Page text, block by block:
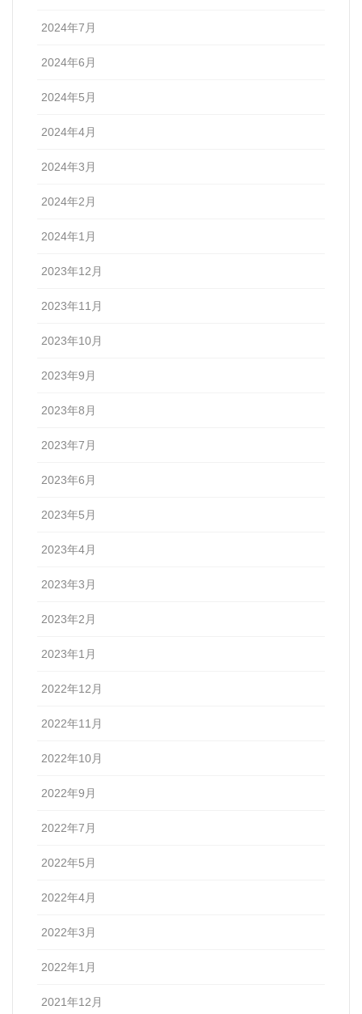
2024年7月
2024年6月
2024年5月
2024年4月
2024年3月
2024年2月
2024年1月
2023年12月
2023年11月
2023年10月
2023年9月
2023年8月
2023年7月
2023年6月
2023年5月
2023年4月
2023年3月
2023年2月
2023年1月
2022年12月
2022年11月
2022年10月
2022年9月
2022年7月
2022年5月
2022年4月
2022年3月
2022年1月
2021年12月